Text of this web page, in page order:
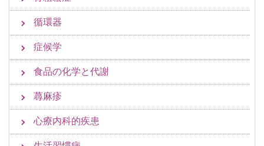
循環器
症候学
食品の化学と代謝
蕁麻疹
心療内科的疾患